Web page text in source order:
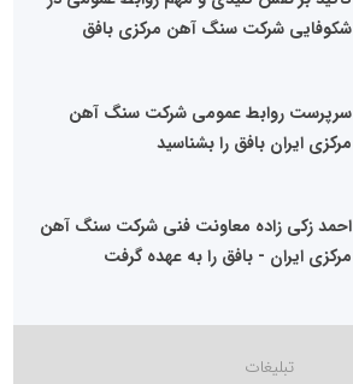
شکوفایی شرکت سنگ آهن مرکزی بافق
سرپرست روابط عمومی شرکت سنگ آهن
مرکزی ایران بافق را بشناسید
احمد زکی زاده معاونت فنی شرکت سنگ آهن
مرکزی ایران - بافق را به عهده گرفت